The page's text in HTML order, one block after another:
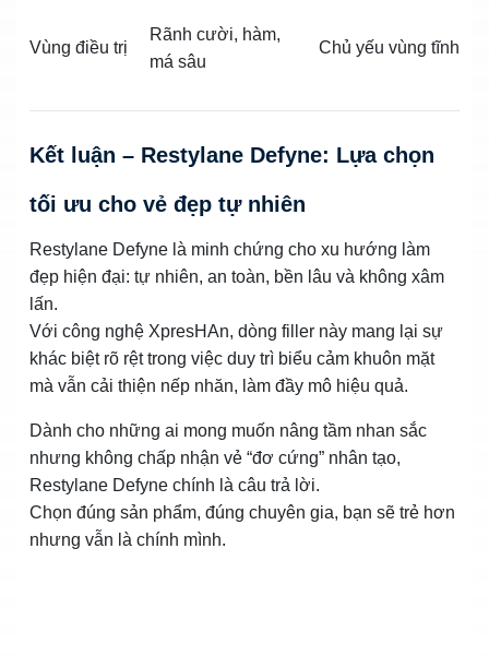
Vùng điều trị
Rãnh cười, hàm,
má sâu
Chủ yếu vùng tĩnh
Kết luận – Restylane Defyne: Lựa chọn
tối ưu cho vẻ đẹp tự nhiên
Restylane Defyne là minh chứng cho xu hướng làm
đẹp hiện đại: tự nhiên, an toàn, bền lâu và không xâm
lấn.
Với công nghệ XpresHAn, dòng filler này mang lại sự
khác biệt rõ rệt trong việc duy trì biểu cảm khuôn mặt
mà vẫn cải thiện nếp nhăn, làm đầy mô hiệu quả.
Dành cho những ai mong muốn nâng tầm nhan sắc
nhưng không chấp nhận vẻ “đơ cứng” nhân tạo,
Restylane Defyne chính là câu trả lời.
Chọn đúng sản phẩm, đúng chuyên gia, bạn sẽ trẻ hơn
nhưng vẫn là chính mình.